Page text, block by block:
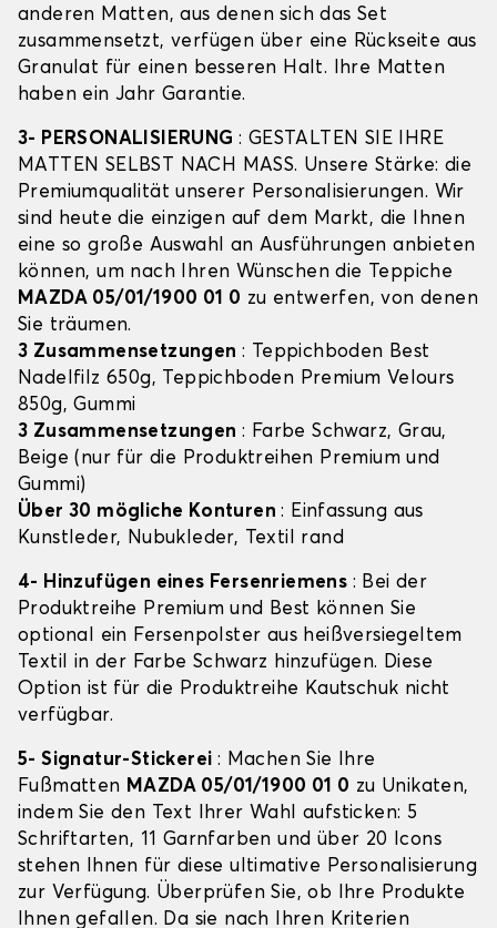
anderen Matten, aus denen sich das Set
zusammensetzt, verfügen über eine Rückseite aus
Granulat für einen besseren Halt. Ihre Matten
haben ein Jahr Garantie.
3- PERSONALISIERUNG : GESTALTEN SIE IHRE
MATTEN SELBST NACH MASS. Unsere Stärke: die
Premiumqualität unserer Personalisierungen. Wir
sind heute die einzigen auf dem Markt, die Ihnen
eine so große Auswahl an Ausführungen anbieten
können, um nach Ihren Wünschen die Teppiche
MAZDA 05/01/1900 01 0 zu entwerfen, von denen
Sie träumen.
3 Zusammensetzungen : Teppichboden Best
Nadelfilz 650g, Teppichboden Premium Velours
850g, Gummi
3 Zusammensetzungen : Farbe Schwarz, Grau,
Beige (nur für die Produktreihen Premium und
Gummi)
Über 30 mögliche Konturen: Einfassung aus
Kunstleder, Nubukleder, Textil rand
4- Hinzufügen eines Fersenriemens : Bei der
Produktreihe Premium und Best können Sie
optional ein Fersenpolster aus heißversiegeltem
Textil in der Farbe Schwarz hinzufügen. Diese
Option ist für die Produktreihe Kautschuk nicht
verfügbar.
5- Signatur-Stickerei : Machen Sie Ihre
Fußmatten MAZDA 05/01/1900 01 0 zu Unikaten,
indem Sie den Text Ihrer Wahl aufsticken: 5
Schriftarten, 11 Garnfarben und über 20 Icons
stehen Ihnen für diese ultimative Personalisierung
zur Verfügung. Überprüfen Sie, ob Ihre Produkte
Ihnen gefallen. Da sie nach Ihren Kriterien